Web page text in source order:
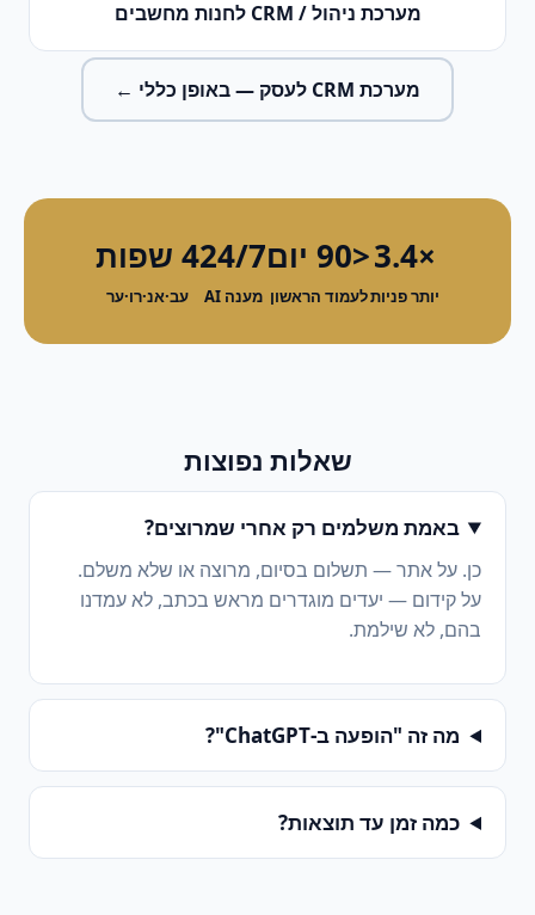
מערכת ניהול / CRM לחנות מחשבים
מערכת CRM לעסק — באופן כללי ←
×3.4
יותר פניות
<90 יום
לעמוד הראשון
24/7
מענה AI
4 שפות
עב·אנ·רו·ער
שאלות נפוצות
באמת משלמים רק אחרי שמרוצים?
כן. על אתר — תשלום בסיום, מרוצה או שלא משלם.
על קידום — יעדים מוגדרים מראש בכתב, לא עמדנו
בהם, לא שילמת.
מה זה "הופעה ב-ChatGPT"?
כמה זמן עד תוצאות?